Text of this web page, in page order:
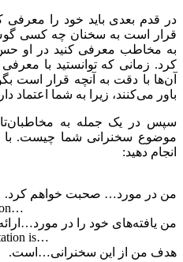
در قدم بعدی باید خود را
قرار است به سخنان چه کسی گوش
به مخاطب معرفی کنید در او حس
کرد. زمانی که توانستید با
آن‌ها با دقت به آنچه قرار است
باور می‌کنند، زیرا به شما اعتماد
سپس در یک جمله به
موضوع سخنرانی شما چیست. با
انجام دهید:
من در مورد… صحبت خواهم کرد.
on…
من یافته‌های خود را در
is…
هدف من از این سخنرانی…است.